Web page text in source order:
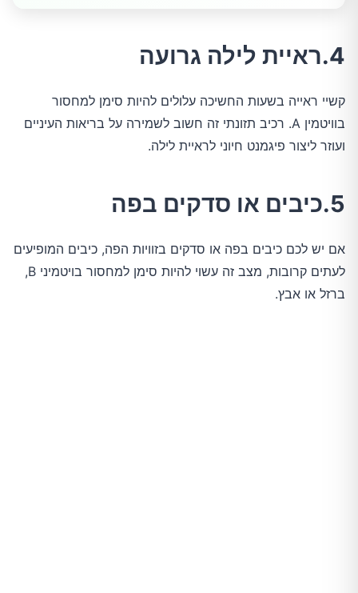
4.ראיית לילה גרועה
קשיי ראייה בשעות החשיכה עלולים להיות סימן למחסור
בוויטמין A. רכיב תזונתי זה חשוב לשמירה על בריאות העיניים
ועוזר ליצור פיגמנט חיוני לראיית לילה.
5.כיבים או סדקים בפה
אם יש לכם כיבים בפה או סדקים בזוויות הפה, כיבים המופיעים
לעתים קרובות, מצב זה עשוי להיות סימן למחסור בויטמיני B,
ברזל או אבץ.